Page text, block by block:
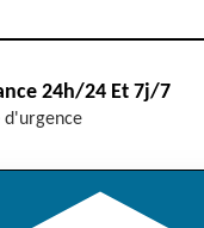
24h/24 Et 7j/7
d'urgence